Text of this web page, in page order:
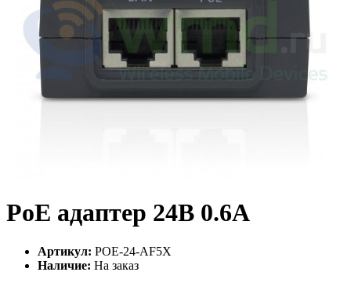
PoE адаптер 24В 0.6А
Артикул: POE-24-AF5X
Наличие: На заказ